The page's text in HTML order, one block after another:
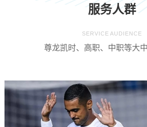
服务人群
SERVICE AUDIENCE
尊龙凯时、高职、中职等大中